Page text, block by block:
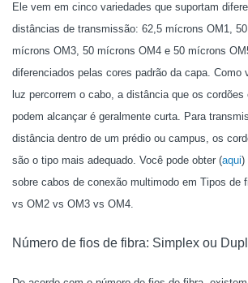
Ele vem em cinco variedades que suportam
distâncias de transmissão: 62,5 mícrons OM1,
mícrons OM3, 50 mícrons OM4 e 50 mícrons
diferenciados pelas cores padrão da capa. Como
luz percorrem o cabo, a distância que os
podem alcançar é geralmente curta. Para
distância dentro de um prédio ou campus, os
são o tipo mais adequado. Você pode obter (aqui)
sobre cabos de conexão multimodo em Tipos de
vs OM2 vs OM3 vs OM4.
Número de fios de fibra: Simplex ou